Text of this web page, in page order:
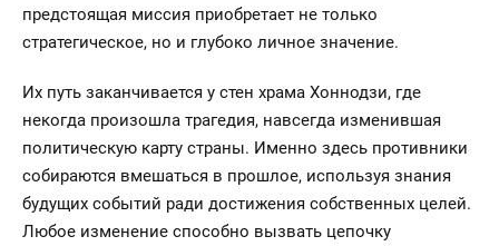
предстоящая миссия приобретает не только
стратегическое, но и глубоко личное значение.
Их путь заканчивается у стен храма Хоннодзи, где
некогда произошла трагедия, навсегда изменившая
политическую карту страны. Именно здесь противники
собираются вмешаться в прошлое, используя знания
будущих событий ради достижения собственных целей.
Любое изменение способно вызвать цепочку